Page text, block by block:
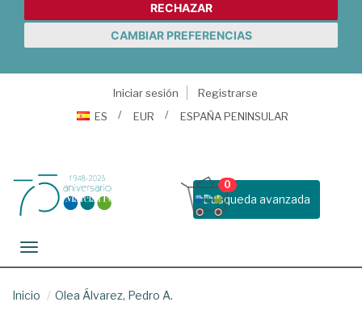
RECHAZAR
CAMBIAR PREFERENCIAS
Iniciar sesión
Registrarse
ES
EUR ESPAÑA PENINSULAR
Busqueda avanzada
0
Toggle navigation
Inicio Olea Álvarez, Pedro A.